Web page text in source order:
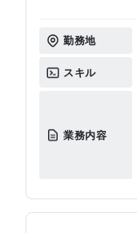
勤務地
スキル
業務内容